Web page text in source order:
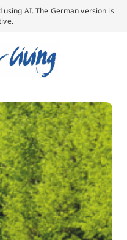
AI. The German version is